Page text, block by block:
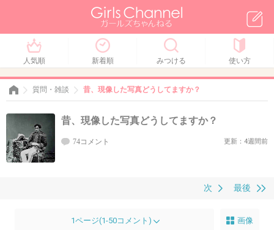
人気順 新着順 みつける 使い方
質問・雑談 昔、現像した写真どうしてますか？
昔、現像した写真どうしてますか？
74コメント 更新：4週間前
最後
次
1ページ(1-50コメント) 画像